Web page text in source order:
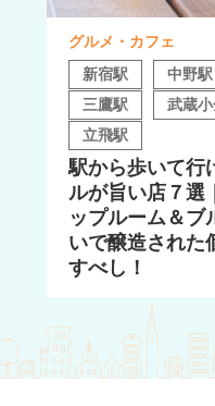
グルメ・カフェ
新宿駅
中野駅
三鷹駅
武蔵
立飛駅
駅から歩いて行
ルが旨い店７選
ップルーム＆ブ
いで醸造された
すべし！